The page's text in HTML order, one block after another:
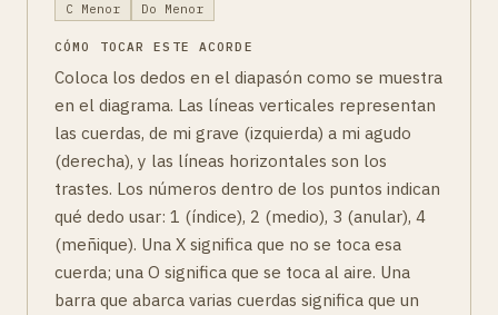
C Menor
Do Menor
CÓMO TOCAR ESTE ACORDE
Coloca los dedos en el diapasón como se muestra
en el diagrama. Las líneas verticales representan
las cuerdas, de mi grave (izquierda) a mi agudo
(derecha), y las líneas horizontales son los
trastes. Los números dentro de los puntos indican
qué dedo usar: 1 (índice), 2 (medio), 3 (anular), 4
(meñique). Una X significa que no se toca esa
cuerda; una O significa que se toca al aire. Una
barra que abarca varias cuerdas significa que un